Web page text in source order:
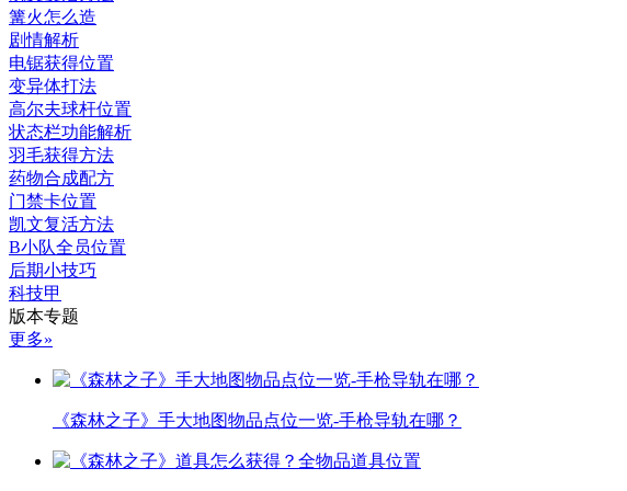
篝火怎么造
剧情解析
电锯获得位置
变异体打法
高尔夫球杆位置
状态栏功能解析
羽毛获得方法
药物合成配方
门禁卡位置
凯文复活方法
B小队全员位置
后期小技巧
科技甲
版本专题
更多»
《森林之子》手大地图物品点位一览-手枪导轨在哪？